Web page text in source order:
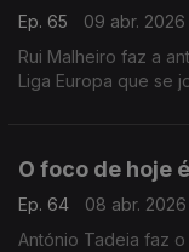
Ep. 65
09 abr. 2026
Rui Malheiro faz a
Liga Europa que se
O foco de hoje
Ep. 64
08 abr. 2026
António Tadeia faz o